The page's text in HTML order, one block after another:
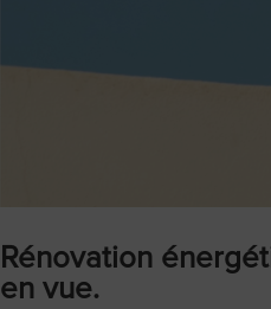
Rénovation
en vue.